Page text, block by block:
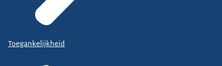
Toegankelijkheid